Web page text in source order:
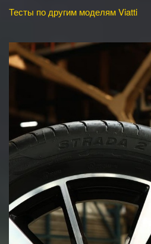
Тесты по другим моделям Viatti